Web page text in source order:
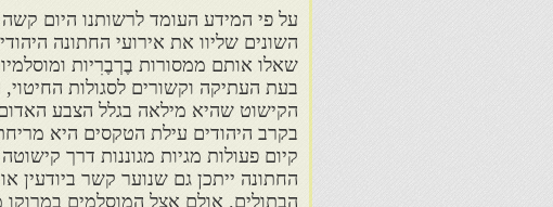
על פי המידע העומד לרשותנו היום
השונים שליוו את אירועי החתונה
שאלו אותם ממסורות בֶרְבֶרִיות
בעת העתיקה וקשורים לסגולות החיטוי,
הקישוט שהיא מילאה בגלל הצבע
בקרב היהודים עילת הטקסים היא
קיום פעולות מגיות מגוננות דרך
החתונה ייתכן גם שנוער קשר ביודעין
הבתולים. אולם אצל המוסלמים